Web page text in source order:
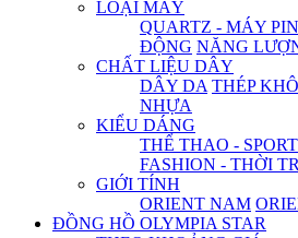
LOẠI MÁY
QUARTZ - MÁY PIN
ĐỘNG NĂNG
CHẤT LIỆU DÂY
DÂY DA THÉP
NHỰA
KIỂU DÁNG
THỂ THAO - SPORT
FASHION - THỜI
GIỚI TÍNH
ORIENT NAM
ĐỒNG HỒ OLYMPIA STAR